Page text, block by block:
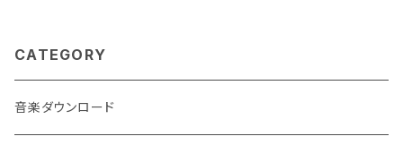
CATEGORY
音楽ダウンロード